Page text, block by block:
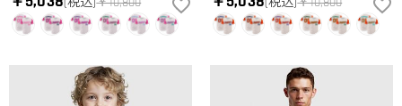
ズ表を参考して、自分に合うサイズをお選びください。測定方
法が異なるため、サイズに1〜2cm程度の誤差がある場合がござ
配送＆返品について
送料は配送方法によって異なります。通常配送は送料が2,520
円で、16,020円以上で無料になります。速達配送は送料が5,400
注文した商品はいつ届きますか？